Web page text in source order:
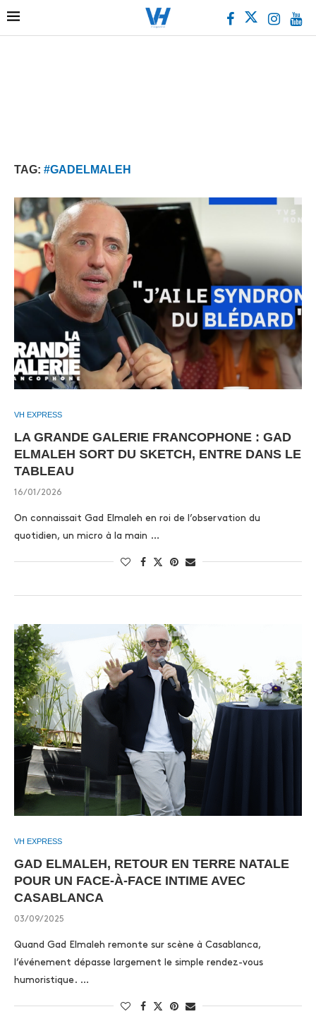
TAG: #GADELMALEH
VH EXPRESS
LA GRANDE GALERIE FRANCOPHONE : GAD
ELMALEH SORT DU SKETCH, ENTRE DANS LE
TABLEAU
16/01/2026
On connaissait Gad Elmaleh en roi de l’observation du
quotidien, un micro à la main …
VH EXPRESS
GAD ELMALEH, RETOUR EN TERRE NATALE
POUR UN FACE-À-FACE INTIME AVEC
CASABLANCA
03/09/2025
Quand Gad Elmaleh remonte sur scène à Casablanca,
l’événement dépasse largement le simple rendez-vous
humoristique. …